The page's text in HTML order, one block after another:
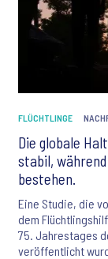
FLÜCHTLINGE
Die globale
stabil,
bestehen.
Eine Studie, die
dem
75. Jahrestages
veröffentlicht